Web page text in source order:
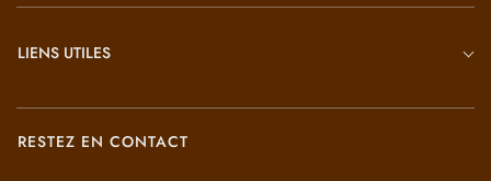
LIENS UTILES
RESTEZ EN CONTACT